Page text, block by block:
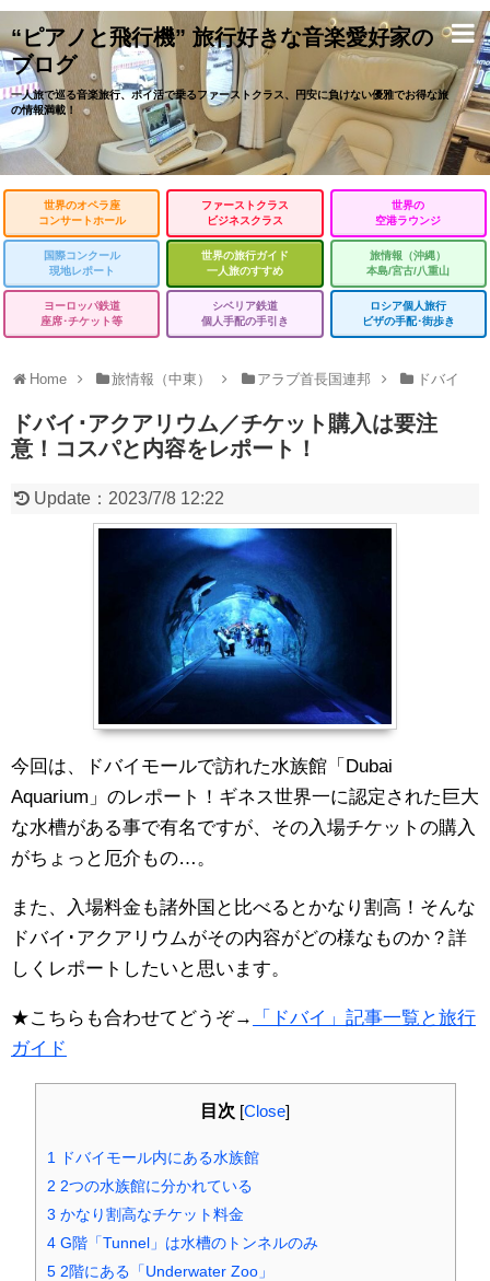
“ピアノと飛行機” 旅行好きな音楽愛好家の
ブログ
一人旅で巡る音楽旅行、ポイ活で乗るファーストクラス、円安に負けない優雅でお得な旅
の情報満載！
世界のオペラ座
コンサートホール
ファーストクラス
ビジネスクラス
世界の
空港ラウンジ
国際コンクール
現地レポート
世界の旅行ガイド
一人旅のすすめ
旅情報（沖縄）
本島/宮古/八重山
ヨーロッパ鉄道
座席･チケット等
シベリア鉄道
個人手配の手引き
ロシア個人旅行
ビザの手配･街歩き
Home 旅情報（中東） アラブ首長国連邦 ドバイ
ドバイ･アクアリウム／チケット購入は要注
意！コスパと内容をレポート！
Update： 2023/7/8 12:22
今回は、ドバイモールで訪れた水族館「Dubai
Aquarium」のレポート！ギネス世界一に認定された巨大
な水槽がある事で有名ですが、その入場チケットの購入
がちょっと厄介もの…。
また、入場料金も諸外国と比べるとかなり割高！そんな
ドバイ･アクアリウムがその内容がどの様なものか？詳
しくレポートしたいと思います。
★こちらも合わせてどうぞ→
「ドバイ」記事一覧と旅行
ガイド
目次 [Close]
1
ドバイモール内にある水族館
2 2つの水族館に分かれている
3 かなり割高なチケット料金
4G階「Tunnel」は水槽のトンネルのみ
52階にある「Underwater Zoo」